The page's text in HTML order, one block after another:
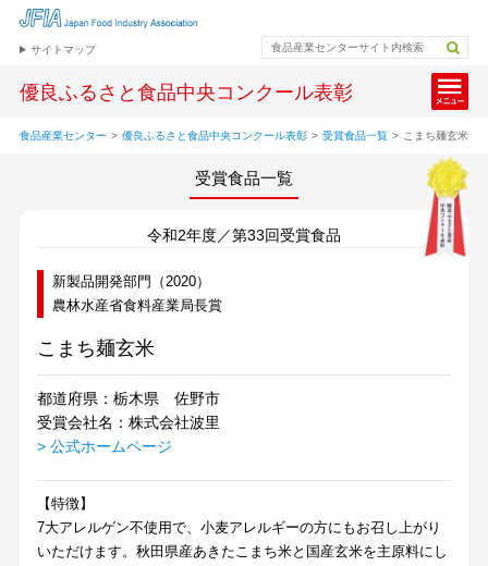
サイトマップ
優良ふるさと食品中央コンクール表彰
食品産業センター > 優良ふるさと食品中央コンクール表彰 > 受賞食品一覧 > こまち麺玄米
受賞食品一覧
令和2年度／第33回受賞食品
新製品開発部門（2020）
農林水産省食料産業局長賞
こまち麺玄米
都道府県：栃木県 佐野市
受賞会社名：株式会社波里
> 公式ホームページ
【特徴】
7大アレルゲン不使用で、小麦アレルギーの方にもお召し上がり
いただけます。秋田県産あきたこまち米と国産玄米を主原料にし